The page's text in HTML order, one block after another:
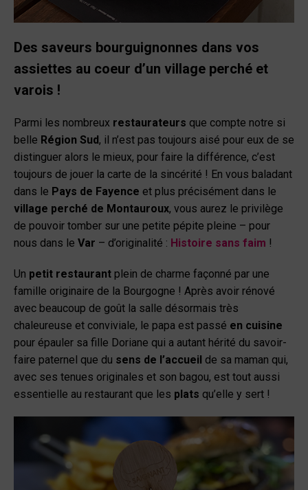
Des saveurs bourguignonnes dans vos
assiettes au coeur d’un village perché et
varois !
Parmi les nombreux restaurateurs que compte notre si
belle Région Sud, il n’est pas toujours aisé pour eux de se
distinguer alors le mieux, pour faire la différence, c’est
toujours de jouer la carte de la sincérité ! En vous baladant
dans le Pays de Fayence et plus précisément dans le
village perché de Montauroux, vous aurez le privilège
de pouvoir tomber sur une petite pépite pleine – pour
nous dans le Var – d’originalité : Histoire sans faim !
Un petit restaurant plein de charme façonné par une
famille originaire de la Bourgogne ! Après avoir rénové
avec beaucoup de goût la salle désormais très
chaleureuse et conviviale, le papa est passé en cuisine
pour épauler sa fille Doriane qui a autant hérité du savoir-
faire paternel que du sens de l’accueil de sa maman qui,
avec ses tenues originales et son bagou, est tout aussi
essentielle au restaurant que les plats qu’elle y sert !